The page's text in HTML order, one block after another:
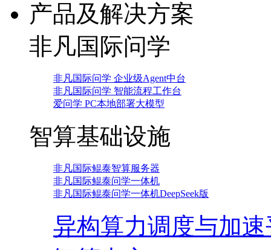
产品及解决方案
非凡国际问学
非凡国际问学 企业级Agent中台
非凡国际问学 智能流程工作台
爱问学 PC本地部署大模型
智算基础设施
非凡国际鲲泰智算服务器
非凡国际鲲泰问学一体机
非凡国际鲲泰问学一体机DeepSeek版
异构算力调度与加